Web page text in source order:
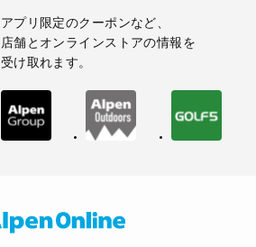
アプリ限定のクーポンなど、
店舗とオンラインストアの情報を
受け取れます。